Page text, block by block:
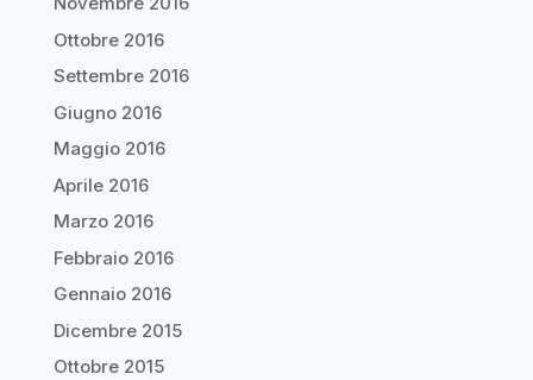
Ottobre 2016
Settembre 2016
Giugno 2016
Maggio 2016
Aprile 2016
Marzo 2016
Febbraio 2016
Gennaio 2016
Dicembre 2015
Ottobre 2015